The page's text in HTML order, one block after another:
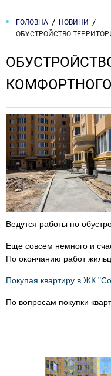
ГОЛОВНА
НОВИНИ
ОБУСТРОЙСТВО
Ведутся работы по
Еще совсем немного и
По окончанию работ
Покупая квартиру в ЖК
По вопросам покупки